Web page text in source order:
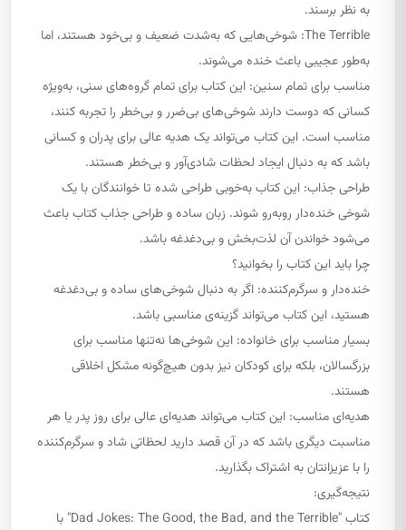
به نظر برسند.
The Terrible: شوخی‌هایی که به‌شدت ضعیف و بی‌خود هستند، اما
به‌طور عجیبی باعث خنده می‌شوند.
مناسب برای تمام سنین: این کتاب برای تمام گروه‌های سنی، به‌ویژه
کسانی که دوست دارند شوخی‌های بی‌ضرر و بی‌خطر را تجربه کنند،
مناسب است. این کتاب می‌تواند یک هدیه عالی برای پدران و کسانی
باشد که به دنبال ایجاد لحظات شادی‌آور و بی‌خطر هستند.
طراحی جذاب: این کتاب به‌خوبی طراحی شده تا خوانندگان با یک
شوخی خنده‌دار روبه‌رو شوند. زبان ساده و طراحی جذاب کتاب باعث
می‌شود خواندن آن لذت‌بخش و بی‌دغدغه باشد.
چرا باید این کتاب را بخوانید؟
خنده‌دار و سرگرم‌کننده: اگر به دنبال شوخی‌های ساده و بی‌دغدغه
هستید، این کتاب می‌تواند گزینه‌ی مناسبی باشد.
بسیار مناسب برای خانواده: این شوخی‌ها نه‌تنها مناسب برای
بزرگسالان، بلکه برای کودکان نیز بدون هیچ‌گونه مشکل اخلاقی
هستند.
هدیه‌ای مناسب: این کتاب می‌تواند هدیه‌ای عالی برای روز پدر یا هر
مناسبت دیگری باشد که در آن قصد دارید لحظاتی شاد و سرگرم‌کننده
را با عزیزانتان به اشتراک بگذارید.
نتیجه‌گیری:
کتاب "Dad Jokes: The Good, the Bad, and the Terrible" با